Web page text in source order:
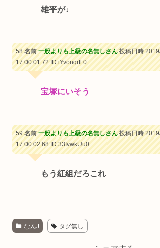
雄平が↓
58 名前:一般よりも上級の名無しさん投稿日時
17:00:01.72ID:iYvonqrE0
宝塚にいそう
59 名前:一般よりも上級の名無しさん投稿日時
17:00:02.68ID:33IvwkUu0
もう紅組だろこれ
なんJ タグ無し